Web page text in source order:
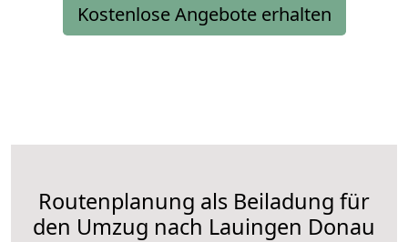
Kostenlose Angebote erhalten
Routenplanung als Beiladung für
den Umzug nach Lauingen Donau